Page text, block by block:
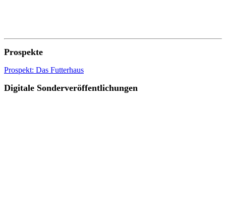
Prospekte
Prospekt: Das Futterhaus
Digitale Sonderveröffentlichungen